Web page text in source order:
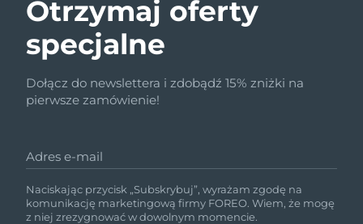
Otrzymaj oferty
specjalne
Dołącz do newslettera i zdobądź 15% zniżki na
pierwsze zamówienie!
Adres e-mail
Naciskając przycisk „Subskrybuj”, wyrażam zgodę na
komunikację marketingową firmy FOREO. Wiem, że mogę
z niej zrezygnować w dowolnym momencie.